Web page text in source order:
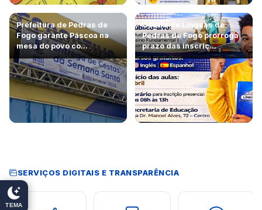
TEMA
Prefeitura de Pedras de
Fogo garante Páscoa na
mesa do povo co...
Centro de Línguas de
Pedras de Fogo prorroga
prazo das inscriç...
SERVIÇOS DIGITAIS E TRANSPARÊNCIA